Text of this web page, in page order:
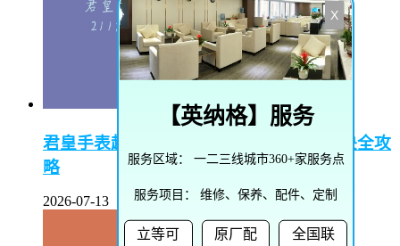
君皇手表起雾了怎么办–君皇手表起雾解决全攻
略
2026-07-13
X
【英纳格】服务
服务区域： 一二三线城市360+家服务点
服务项目： 维修、保养、配件、定制
立等可
原厂配
全国联